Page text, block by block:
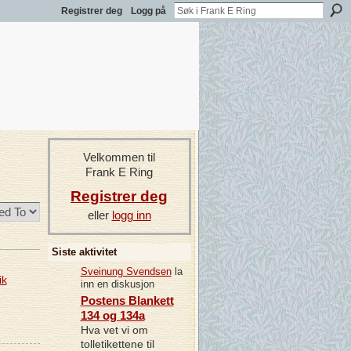
Registrer deg Logg på
Velkommen til
Frank E Ring
Registrer deg
eller logg inn
Siste aktivitet
Sveinung Svendsenla
inn en diskusjon
Postens Blankett
134 og 134a
Hva vet vi om
tolletikettene til